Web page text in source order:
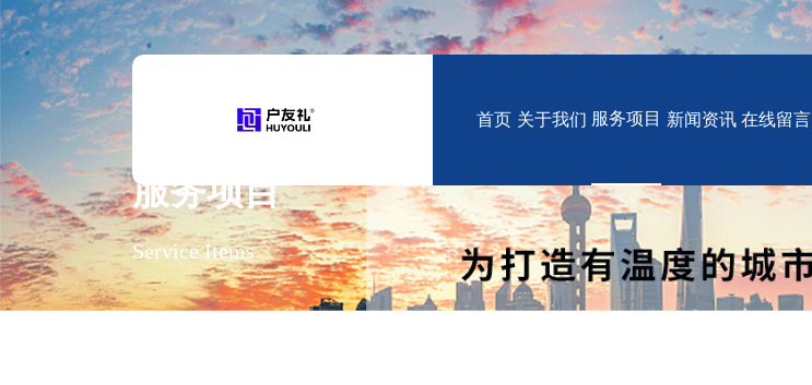
首页 关于我们 服务项目 新闻资讯 在线留言
服务项目
Service Items